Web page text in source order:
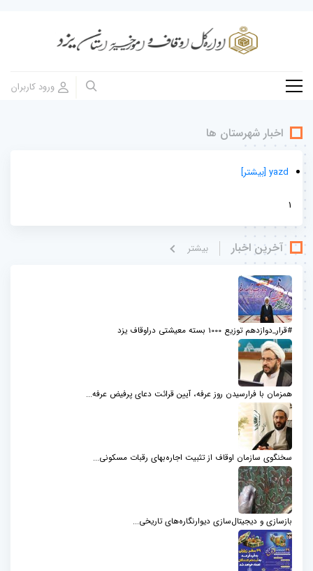
اخبار شهرستان ها
yazd [بيشتر]
1
آخرین اخبار بيشتر
#قرار_دوازدهم توزیع 1000 بسته معیشتی دراوقاف یزد
همزمان با فرارسیدن روز عرفه، آیین قرائت دعای پرفیض عرفه...
سخنگوی سازمان اوقاف از تثبیت اجاره‌بهای رقبات مسکونی...
بازسازی و دیجیتال‌سازی دیوارنگاره‌های تاریخی...